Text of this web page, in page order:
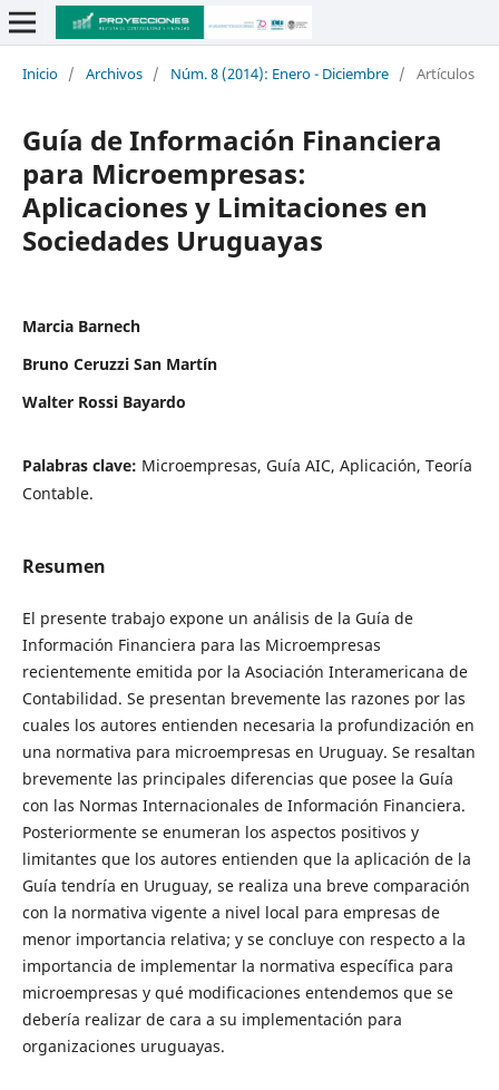
Inicio / Archivos / Núm. 8 (2014): Enero - Diciembre / Artículos
Guía de Información Financiera
para Microempresas:
Aplicaciones y Limitaciones en
Sociedades Uruguayas
Marcia Barnech
Bruno Ceruzzi San Martín
Walter Rossi Bayardo
Palabras clave: Microempresas, Guía AIC, Aplicación, Teoría
Contable.
Resumen
El presente trabajo expone un análisis de la Guía de
Información Financiera para las Microempresas
recientemente emitida por la Asociación Interamericana de
Contabilidad. Se presentan brevemente las razones por las
cuales los autores entienden necesaria la profundización en
una normativa para microempresas en Uruguay. Se resaltan
brevemente las principales diferencias que posee la Guía
con las Normas Internacionales de Información Financiera.
Posteriormente se enumeran los aspectos positivos y
limitantes que los autores entienden que la aplicación de la
Guía tendría en Uruguay, se realiza una breve comparación
con la normativa vigente a nivel local para empresas de
menor importancia relativa; y se concluye con respecto a la
importancia de implementar la normativa específica para
microempresas y qué modificaciones entendemos que se
debería realizar de cara a su implementación para
organizaciones uruguayas.